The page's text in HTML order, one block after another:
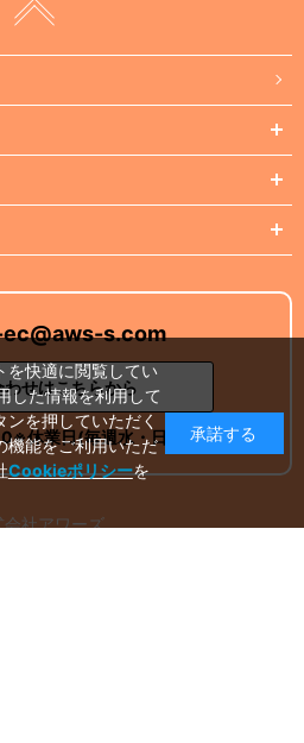
s.com
わせはこちらから
※休業日(毎週水・日曜日)を除く
会社アワーズ
を快適に閲覧してい
した情報を利用して
を押していただく
機能をご利用いただ
Cookieポリシーを
承諾する